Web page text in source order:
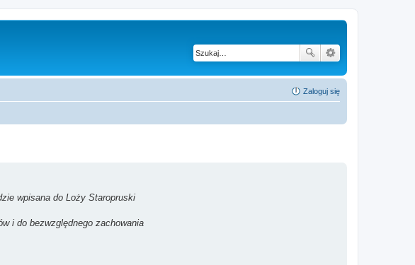
Zaloguj się
wpisana do Loży Staropruski
i do bezwzględnego zachowania